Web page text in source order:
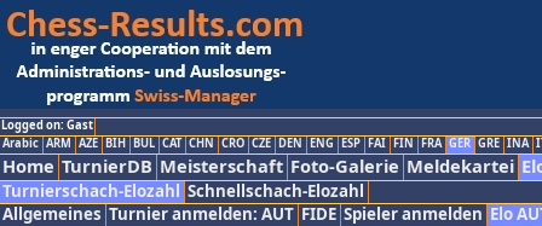
Logged on: Gast
Arabic ARM AZE BIH BUL CAT CHN CRO CZE DEN ENG ESP FAI FIN FRA GER GRE INA
Home TurnierDB Meisterschaft Foto-Galerie Meldekartei
Turnierschach-Elozahl Schnellschach-Elozahl
Allgemeines Turnier anmelden: AUT FIDE Spieler anmelden Elo